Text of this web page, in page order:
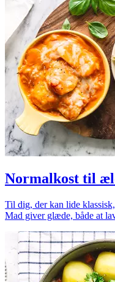
Normalkost til
Til dig, der kan lide
Mad giver glæde, både at